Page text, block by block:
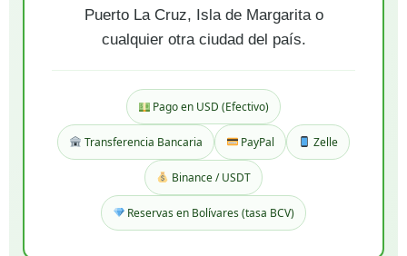
Puerto La Cruz, Isla de Margarita o
cualquier otra ciudad del país.
Pago en USD (Efectivo)
Transferencia Bancaria PayPal Zelle
Binance / USDT
Reservas en Bolívares (tasa BCV)